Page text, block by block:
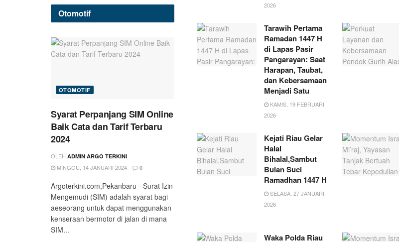
2026
Tarawih Pertama
Ramadan 1447 H
di Lapas Pasir
Pangarayan: Saat
Harapan, Taubat,
dan Kebersamaan
Menjadi Satu
KAMIS, 19 FEBRUARI
2026
Kejati Riau Gelar
Halal
Bihalal,Sambut
Bulan Suci
Ramadhan 1447 H
SELASA, 27 JANUARI
2026
Waka Polda Riau
Otomotif
OTOMOTIF
Syarat Perpanjang SIM Online
Baik Cata dan Tarif Terbaru
2024
OLEH ADMIN ARGO TERKINI
MINGGU, 14 JANUARI 2024 0
Argoterkini.com,Pekanbaru - Surat Izin
Mengemudi (SIM) adalah syarat bagi
aeseorang untuk dapat menggunakan
kenseraan bermotor di jalan di mana
SIM...